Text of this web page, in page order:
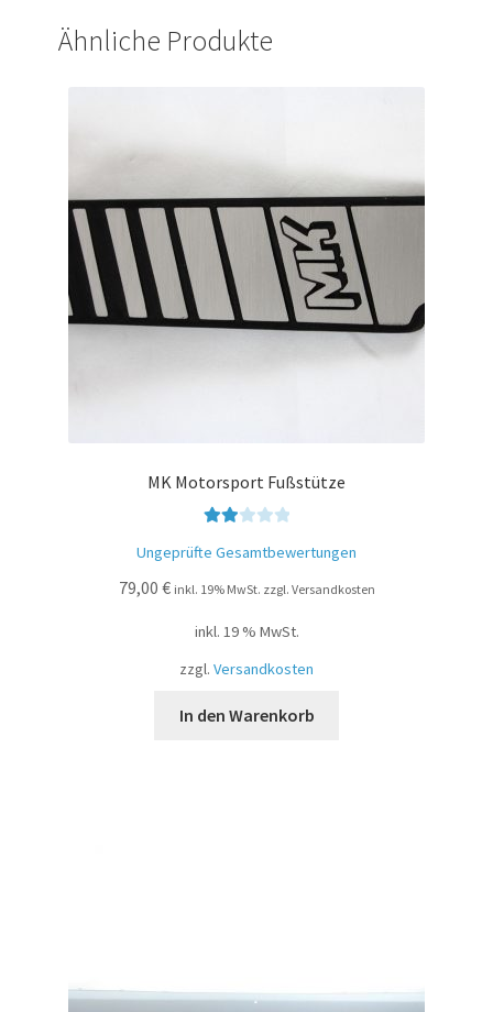
Ähnliche Produkte
MK Motorsport Fußstütze
rtet
mit
von
Ungeprüfte Gesamtbewertungen
79,00 € inkl. 19% MwSt. zzgl. Versandkosten
inkl. 19 % MwSt.
zzgl. Versandkosten
In den Warenkorb